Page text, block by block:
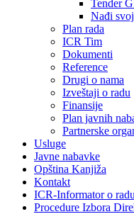
Tender
Nađi
Plan rada
ICR Tim
Dokumenti
Reference
Drugi o nama
Izveštaji o radu
Finansije
Plan javnih
Partnerske
Usluge
Javne nabavke
Opština Kanjiža
Kontakt
ICR-Informator o radu
Procedure Izbora